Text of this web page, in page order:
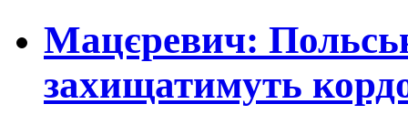
Мацєревич:
захищатимуть